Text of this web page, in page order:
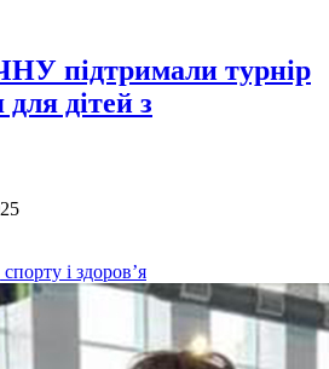
підтримали турнір
дітей з
і здоровʼя